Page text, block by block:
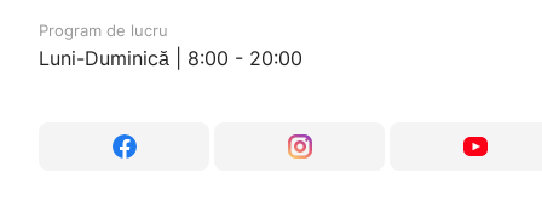
Program de lucru
Luni-Duminică | 8:00 - 20:00